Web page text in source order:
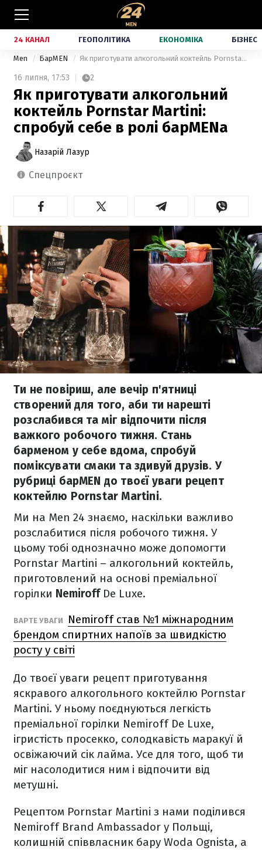
24 КАНАЛ ГЕОПОЛІТИКА ЕКОНОМІКА БІЗНЕС
Men БарMEN Як приготувати алкогольний коктейль Pornstar Martini: спробуй себе в ролі барMENa
16 липня, 17:53 2
Як приготувати алкогольний
коктейль Pornstar Martini:
спробуй себе в ролі барMENa
Назарій Лазур
спецпроєкт
Ти не повіриш, але вечір п'ятниці
створений для того, аби ти нарешті
розслабився та міг відпочити після
важкого робочого тижня. Стань
барменом у себе вдома, спробуй
поміксувати смаки та здивуй друзів. У
рубриці барMEN до твоєї уваги рецепт
коктейлю Pornstar Martini.
Ми на Men 24 знаємо, наскільки важливо
розслабитися після робочого тижня. У
цьому тобі однозначно може допомогти
Pornstar Martini – алкогольний коктейль,
приготовлений на основі преміальної
горілки NemiroffDe Luxe.
ВАРТЕ УВАГИ
Nemiroff став №1 міжнародним
брендом спиртних напоїв за швидкістю
росту у світі
До твоєї уваги рецепт приготування
яскравого алкогольного коктейлю Pornstar
Martini. У ньому поєднуються легкість
преміальної горілки Nemiroff De Luxe,
ігристість просекко, солодкавість маракуї й
освіжаючий сік лайма. Усе для того, щоб ти
міг насолодитися ним і відпочити від
метушні.
Рецептом Pornstar Martini з нами поділився
Nemiroff Brand Ambassador у Польщі,
колишній співвласник бару Woda Ognista, а